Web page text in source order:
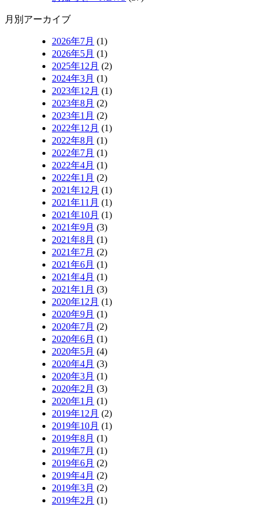
月別アーカイブ
2026年7月 (1)
2026年5月 (1)
2025年12月 (2)
2024年3月 (1)
2023年12月 (1)
2023年8月 (2)
2023年1月 (2)
2022年12月 (1)
2022年8月 (1)
2022年7月 (1)
2022年4月 (1)
2022年1月 (2)
2021年12月 (1)
2021年11月 (1)
2021年10月 (1)
2021年9月 (3)
2021年8月 (1)
2021年7月 (2)
2021年6月 (1)
2021年4月 (1)
2021年1月 (3)
2020年12月 (1)
2020年9月 (1)
2020年7月 (2)
2020年6月 (1)
2020年5月 (4)
2020年4月 (3)
2020年3月 (1)
2020年2月 (3)
2020年1月 (1)
2019年12月 (2)
2019年10月 (1)
2019年8月 (1)
2019年7月 (1)
2019年6月 (2)
2019年4月 (2)
2019年3月 (2)
2019年2月 (1)